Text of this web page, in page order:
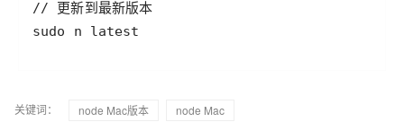
sudo n latest
关键词： node Mac版本
node Mac